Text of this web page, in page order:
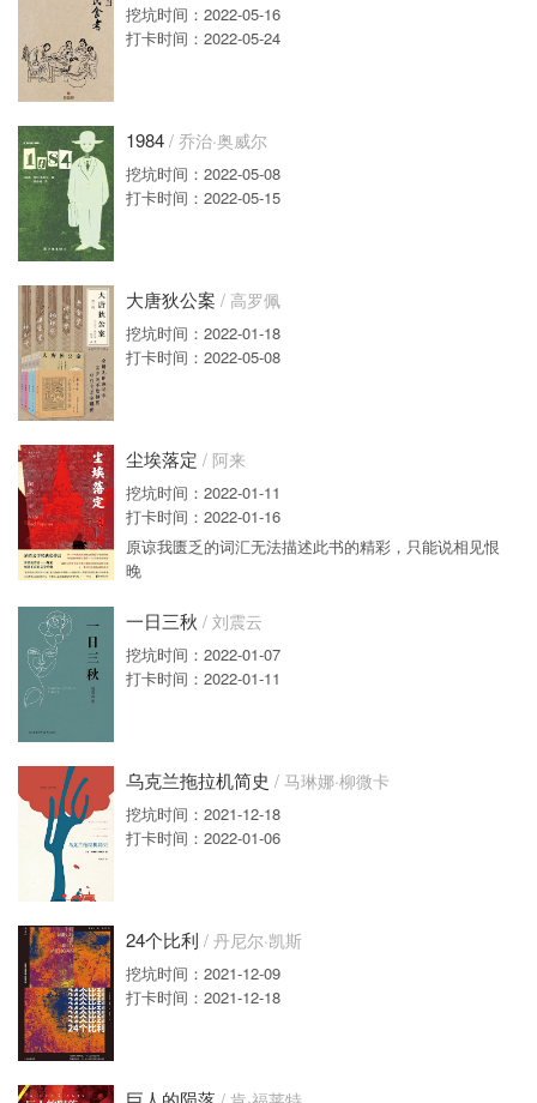
挖坑时间：2022-05-16
打卡时间：2022-05-24
1984 / 乔治·奥威尔
挖坑时间：2022-05-08
打卡时间：2022-05-15
大唐狄公案 / 高罗佩
挖坑时间：2022-01-18
打卡时间：2022-05-08
尘埃落定 / 阿来
挖坑时间：2022-01-11
打卡时间：2022-01-16
原谅我匮乏的词汇无法描述此书的精彩，只能说相见恨
晚
一日三秋 / 刘震云
挖坑时间：2022-01-07
打卡时间：2022-01-11
乌克兰拖拉机简史 / 马琳娜·柳微卡
挖坑时间：2021-12-18
打卡时间：2022-01-06
24个比利 / 丹尼尔·凯斯
挖坑时间：2021-12-09
打卡时间：2021-12-18